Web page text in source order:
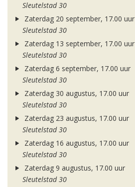
Sleutelstad 30
Zaterdag 20 september, 17.00 uur
Sleutelstad 30
Zaterdag 13 september, 17.00 uur
Sleutelstad 30
Zaterdag 6 september, 17.00 uur
Sleutelstad 30
Zaterdag 30 augustus, 17.00 uur
Sleutelstad 30
Zaterdag 23 augustus, 17.00 uur
Sleutelstad 30
Zaterdag 16 augustus, 17.00 uur
Sleutelstad 30
Zaterdag 9 augustus, 17.00 uur
Sleutelstad 30